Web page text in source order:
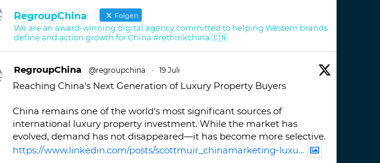
RegroupChina Folgen
We are an award-winning digital agency committed to helping Western brands
define and action growth for China #rethinkchina 🇨🇳
RegroupChina @regroupchina · 19 Juli
Reaching China's Next Generation of Luxury Property Buyers
China remains one of the world's most significant sources of
international luxury property investment. While the market has
evolved, demand has not disappeared—it has become more selective.
https://www.linkedin.com/posts/scottmuir_chinamarketing-luxu...